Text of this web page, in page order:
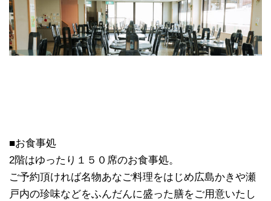
■お食事処
2階はゆったり１５０席のお食事処。
ご予約頂ければ名物あなご料理をはじめ広島かきや瀬
戸内の珍味などをふんだんに盛った膳をご用意いたし